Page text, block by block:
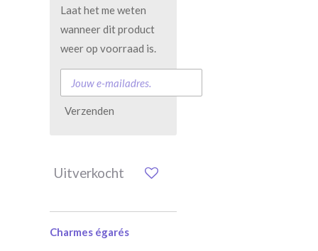
Laat het me weten
wanneer dit product
weer op voorraad is.
Verzenden
Uitverkocht
Charmes égarés